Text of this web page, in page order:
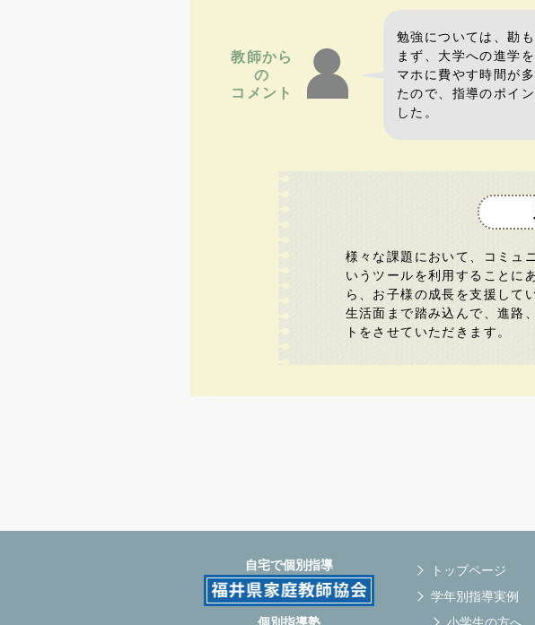
教師から
の
コメント
勉強については、勘
まず、大学への進学
マホに費やす時間が
たので、指導のポイ
した。
様々な課題において、コミュ
いうツールを利用することに
ら、お子様の成長を支援して
生活面まで踏み込んで、進路
トをさせていただきます。
自宅で個別指導
トップページ
学年別指導実例